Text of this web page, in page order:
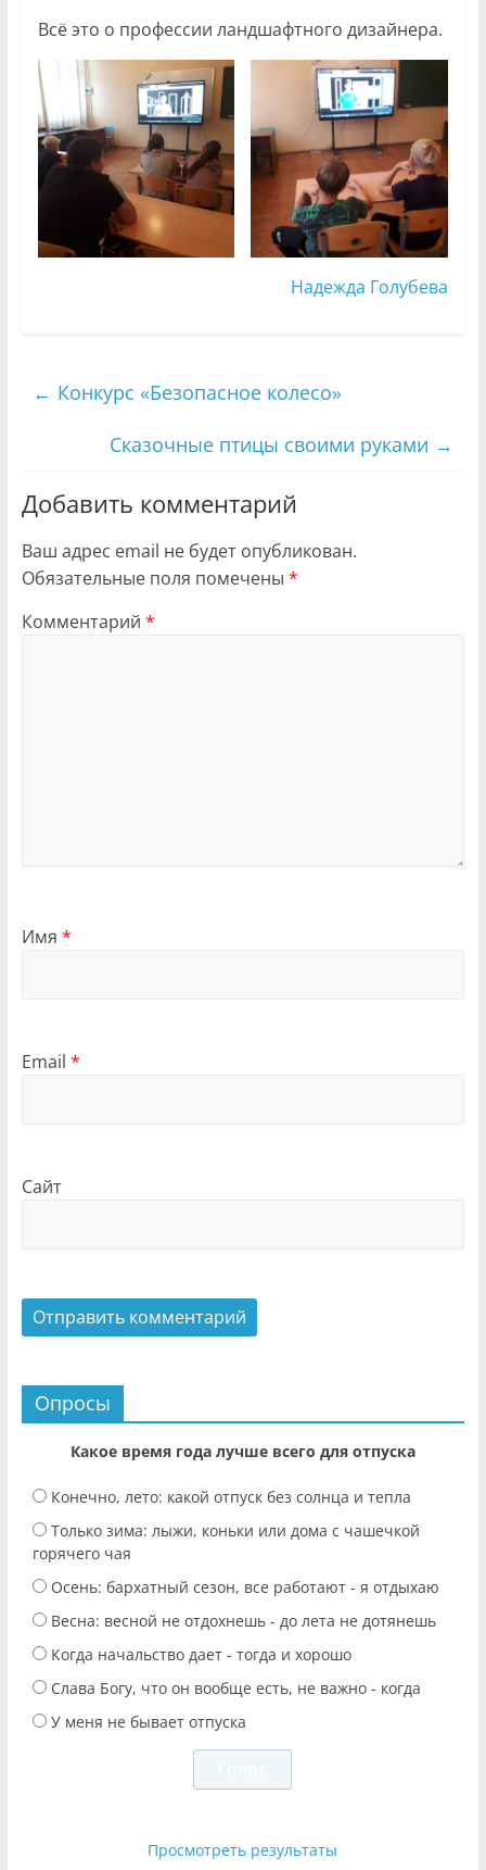
Всё это о профессии ландшафтного дизайнера.
Надежда Голубева
← Конкурс «Безопасное колесо»
Сказочные птицы своими руками →
Добавить комментарий
Ваш адрес email не будет опубликован.
Обязательные поля помечены *
Комментарий *
Имя *
Email *
Сайт
Опросы
Какое время года лучше всего для отпуска
Конечно, лето: какой отпуск без солнца и тепла
Только зима: лыжи, коньки или дома с чашечкой
горячего чая
Осень: бархатный сезон, все работают - я отдыхаю
Весна: весной не отдохнешь - до лета не дотянешь
Когда начальство дает - тогда и хорошо
Слава Богу, что он вообще есть, не важно - когда
У меня не бывает отпуска
Просмотреть результаты